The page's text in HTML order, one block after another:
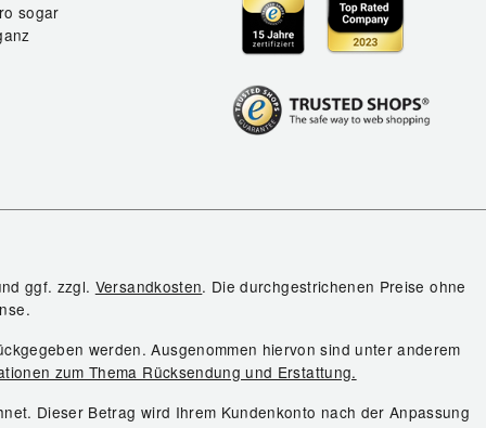
sogar
ggf. zzgl. Versandkosten. Die durchgestrichenen Preise ohne
werden. Ausgenommen hiervon sind unter anderem
zum Thema Rücksendung und Erstattung.
Dieser Betrag wird Ihrem Kundenkonto nach der Anpassung